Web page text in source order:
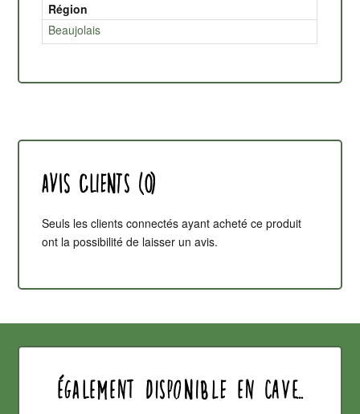
Région
Beaujolais
Avis clients (0)
Seuls les clients connectés ayant acheté ce produit
ont la possibilité de laisser un avis.
également disponible en cave...